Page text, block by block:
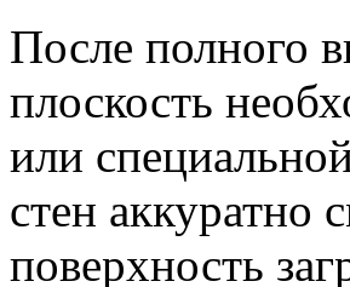
После полного
плоскость
или
стен аккуратно
поверхность